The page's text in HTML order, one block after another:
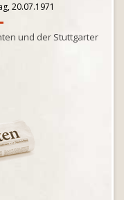
20.07.1971
und der Stuttgarter